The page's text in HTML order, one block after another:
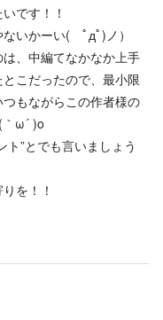
です！！
ないかーい( ﾟдﾟ)ノ）
、中編てなかなか上手
こだったので、最小限
もながらこの作者様の
ω´ )o
”とでも言いましょう
を！！